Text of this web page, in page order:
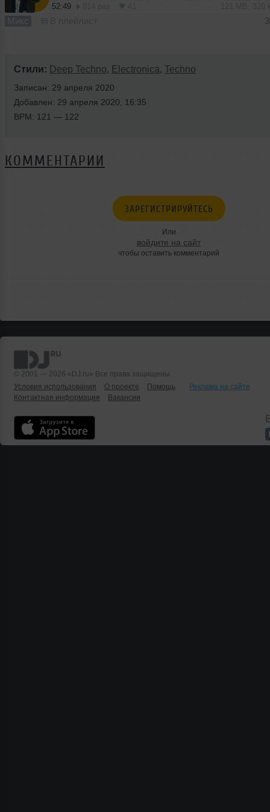
52:49
Микс
Стили: Deep Techno, Electronica, Techno
Записан: 29 апреля 2020
Добавлен: 29 апреля 2020, 16:35
BPM: 121 — 122
КОММЕНТАРИИ
ЗАРЕГИСТРИРУЙТЕСЬ
Или
войдите на сайт
чтобы оставить комментарий
© 2001 — 2026 «DJ.ru» Все права защищены.
Условия использования
О проекте Помощь
Реклама на сайте
Контактная информация
Вакансии